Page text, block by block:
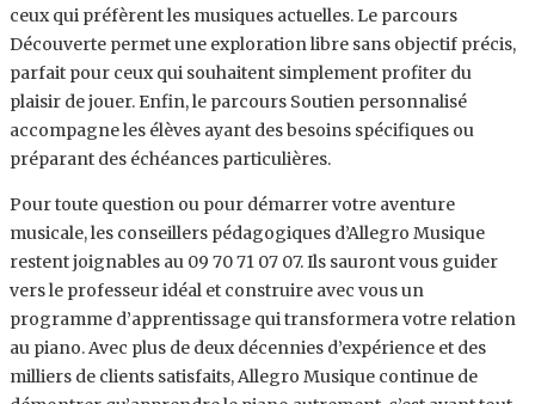
ceux qui préfèrent les musiques actuelles. Le parcours
Découverte permet une exploration libre sans objectif précis,
parfait pour ceux qui souhaitent simplement profiter du
plaisir de jouer. Enfin, le parcours Soutien personnalisé
accompagne les élèves ayant des besoins spécifiques ou
préparant des échéances particulières.
Pour toute question ou pour démarrer votre aventure
musicale, les conseillers pédagogiques d’Allegro Musique
restent joignables au 09 70 71 07 07. Ils sauront vous guider
vers le professeur idéal et construire avec vous un
programme d’apprentissage qui transformera votre relation
au piano. Avec plus de deux décennies d’expérience et des
milliers de clients satisfaits, Allegro Musique continue de